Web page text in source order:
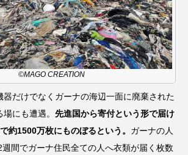
©MAGO CREATION
器だけでなくガーナの海辺一面に廃棄された
にも遭遇。 先進国から寄付という形で届け
約1500万枚にものぼるという。 ガーナの人
間でガーナ住民全ての人へ衣類が届く枚数